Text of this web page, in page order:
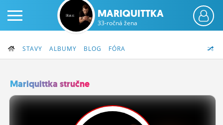
PRIHLÁS SA
MARIQUITTKA
33-ročná žena
STAVY ALBUMY BLOG FÓRA
Mariquittka stručne